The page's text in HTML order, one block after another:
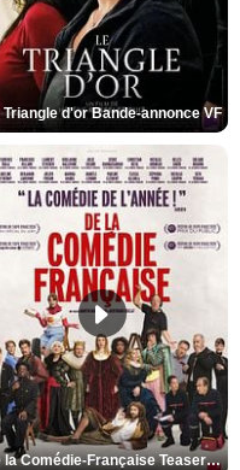
Triangle d'or Bande-annonce VF
De la Comédie-Française Teaser VF